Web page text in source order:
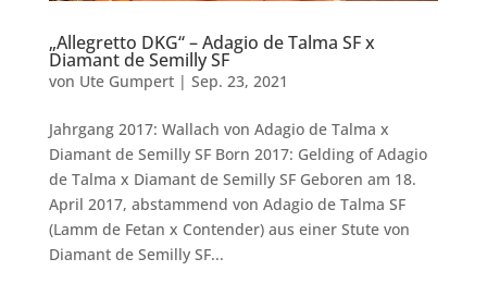
„Allegretto DKG“ – Adagio de Talma SF x
Diamant de Semilly SF
von Ute Gumpert| Sep. 23, 2021
Jahrgang 2017: Wallach von Adagio de Talma x
Diamant de Semilly SF Born 2017: Gelding of Adagio
de Talma x Diamant de Semilly SF Geboren am 18.
April 2017, abstammend von Adagio de Talma SF
(Lamm de Fetan x Contender) aus einer Stute von
Diamant de Semilly SF...